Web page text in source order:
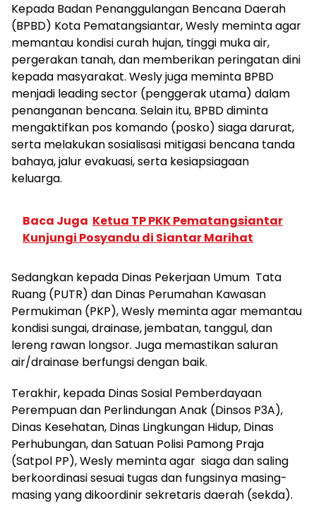
Kepada Badan Penanggulangan Bencana Daerah
(BPBD) Kota Pematangsiantar, Wesly meminta agar
memantau kondisi curah hujan, tinggi muka air,
pergerakan tanah, dan memberikan peringatan dini
kepada masyarakat. Wesly juga meminta BPBD
menjadi leading sector (penggerak utama) dalam
penanganan bencana. Selain itu, BPBD diminta
mengaktifkan pos komando (posko) siaga darurat,
serta melakukan sosialisasi mitigasi bencana tanda
bahaya, jalur evakuasi, serta kesiapsiagaan
keluarga.
Baca Juga Ketua TP PKK Pematangsiantar
Kunjungi Posyandu di Siantar Marihat
Sedangkan kepada Dinas Pekerjaan Umum Tata
Ruang (PUTR) dan Dinas Perumahan Kawasan
Permukiman (PKP), Wesly meminta agar memantau
kondisi sungai, drainase, jembatan, tanggul, dan
lereng rawan longsor. Juga memastikan saluran
air/drainase berfungsi dengan baik.
Terakhir, kepada Dinas Sosial Pemberdayaan
Perempuan dan Perlindungan Anak (Dinsos P3A),
Dinas Kesehatan, Dinas Lingkungan Hidup, Dinas
Perhubungan, dan Satuan Polisi Pamong Praja
(Satpol PP), Wesly meminta agar siaga dan saling
berkoordinasi sesuai tugas dan fungsinya masing-
masing yang dikoordinir sekretaris daerah (sekda).